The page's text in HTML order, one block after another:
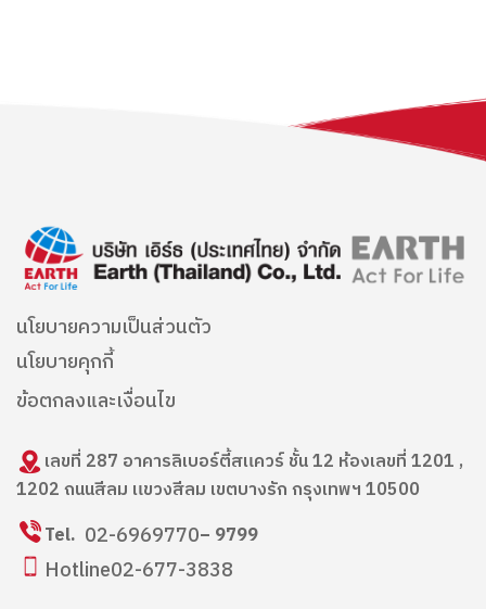
นโยบายความเป็นส่วนตัว
นโยบายคุกกี้
ข้อตกลงและเงื่อนไข
เลขที่ 287 อาคารลิเบอร์ตี้สแควร์ ชั้น 12 ห้องเลขที่ 1201 ,
1202 ถนนสีลม แขวงสีลม เขตบางรัก กรุงเทพฯ 10500
Tel. 02-6969770– 9799
Hotline02-677-3838